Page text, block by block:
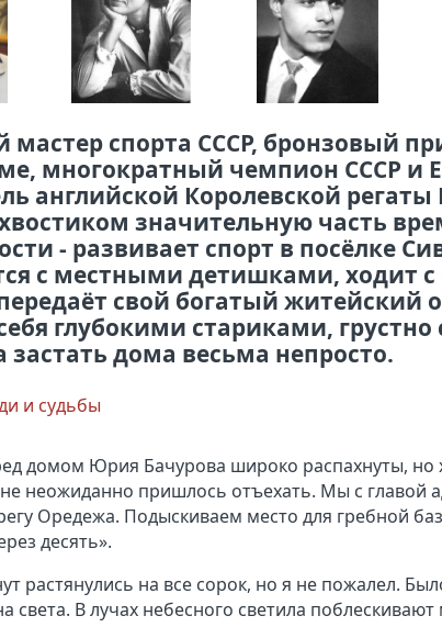
мастер спорта СССР, бронзовый
многократный чемпион СССР и
английской Королевской
значительную часть
- развивает спорт в посёлке
с местными детишками, ходит
свой богатый житейский
глубокими стариками,
застать дома весьма непросто.
и судьбы
домом Юрия Бачурова широко распахнуты, но
неожиданно пришлось отъехать. Мы с
Оредежа. Подыскиваем место для гребной
десять».
растянулись на все сорок, но я не пожалел.
света. В лучах небесного светила